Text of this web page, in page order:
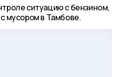
ситуацию с бензином,
мусором в Тамбове.